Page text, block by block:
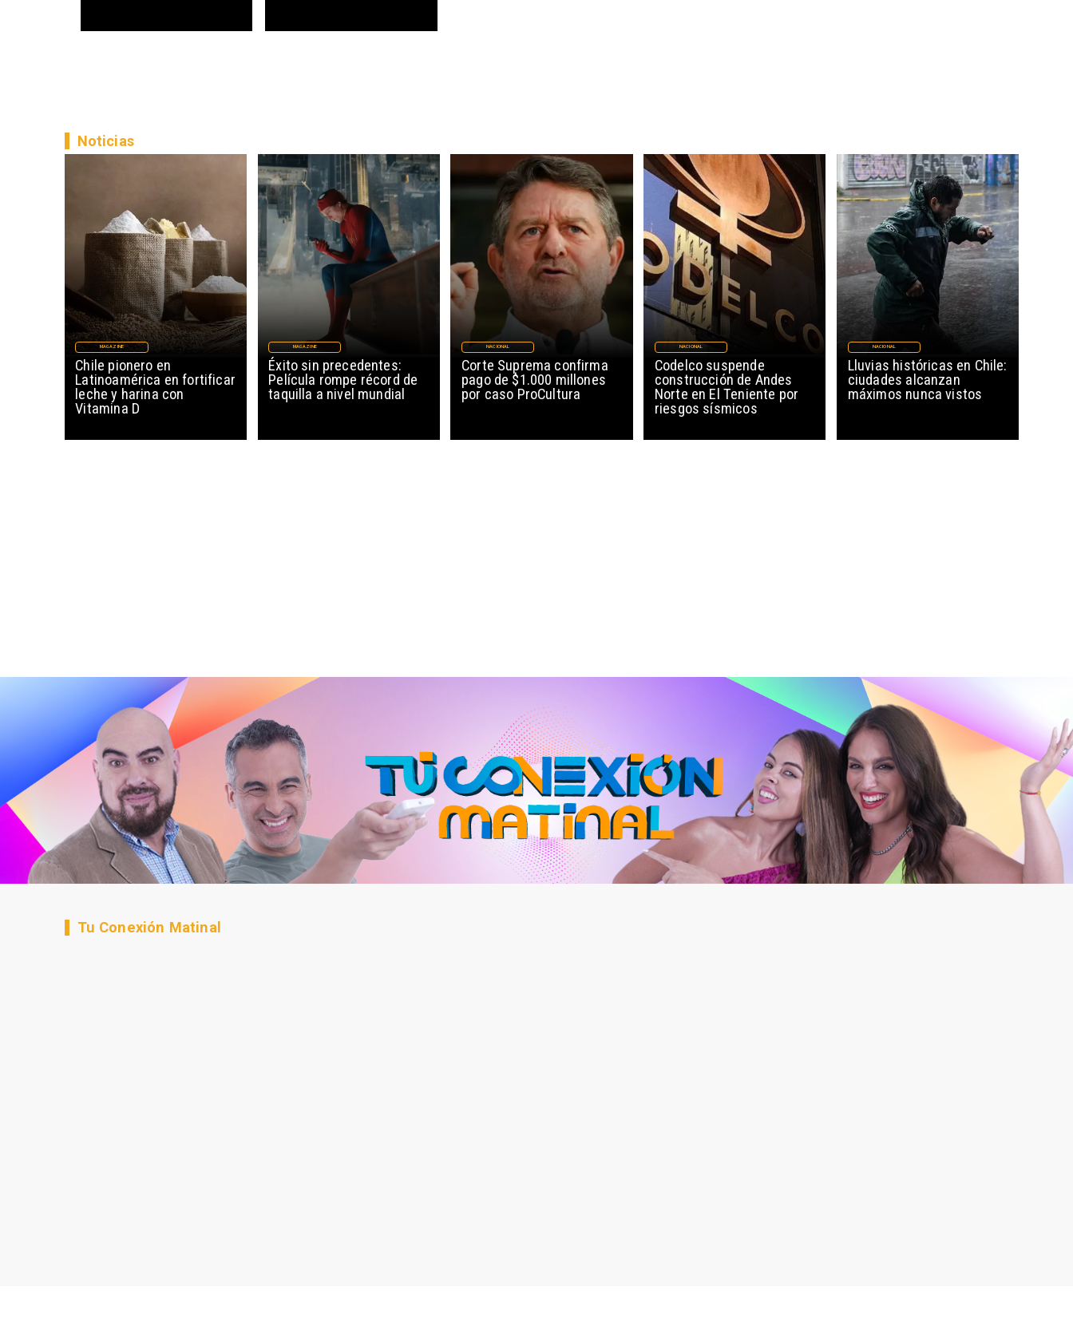
Chile pionero en
Latinoamérica en fortificar
leche y harina con
Vitamina D
MAGAZINE
Noticias
Éxito sin precedentes:
Película rompe récord de
taquilla a nivel mundial
MAGAZINE
Corte Suprema confirma
pago de $1.000 millones
por caso ProCultura
NACIONAL
Codelco suspende
construcción de Andes
Norte en El Teniente por
riesgos sísmicos
NACIONAL
Lluvias históricas en Chile:
ciudades alcanzan
máximos nunca vistos
NACIONAL
Tu Conexión Matinal